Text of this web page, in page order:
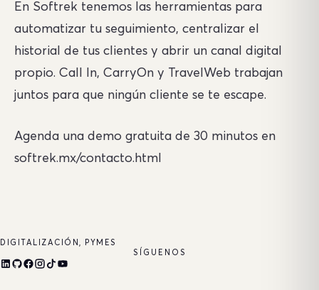
En Softrek tenemos las herramientas para
automatizar tu seguimiento, centralizar el
historial de tus clientes y abrir un canal digital
propio. Call In, CarryOn y TravelWeb trabajan
juntos para que ningún cliente se te escape.
Agenda una demo gratuita de 30 minutos en
softrek.mx/contacto.html
DIGITALIZACIÓN, PYMES
SÍGUENOS